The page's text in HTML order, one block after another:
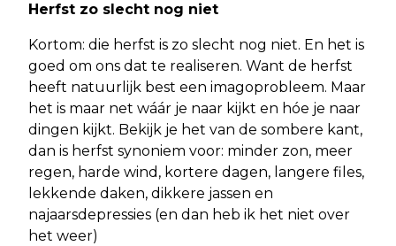
Herfst zo slecht nog niet
Kortom: die herfst is zo slecht nog niet. En het is
goed om ons dat te realiseren. Want de herfst
heeft natuurlijk best een imagoprobleem. Maar
het is maar net wáár je naar kijkt en hóe je naar
dingen kijkt. Bekijk je het van de sombere kant,
dan is herfst synoniem voor: minder zon, meer
regen, harde wind, kortere dagen, langere files,
lekkende daken, dikkere jassen en
najaarsdepressies (en dan heb ik het niet over
het weer)